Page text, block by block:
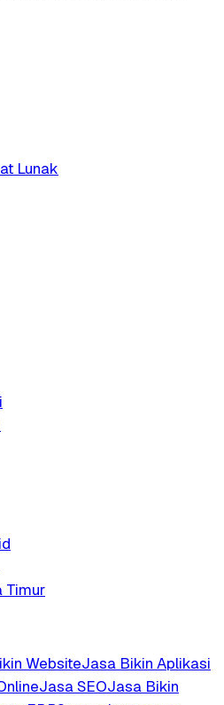
Lunak
Timur
WebsiteJasa Bikin Aplikasi
Jasa SEOJasa Bikin